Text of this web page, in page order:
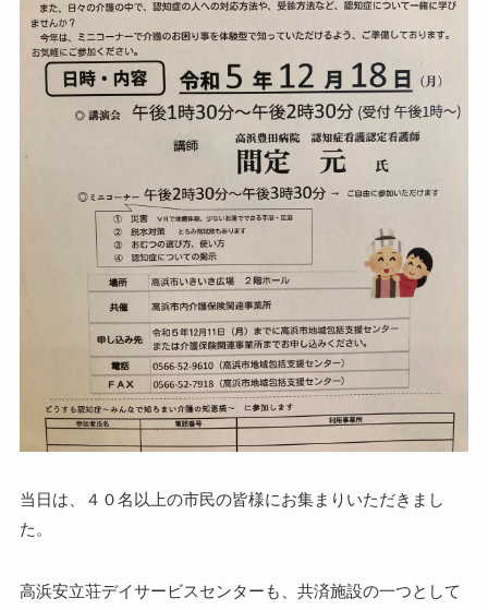
当日は、４０名以上の市民の皆様にお集まりいただきまし
た。
高浜安立荘デイサービスセンターも、共済施設の一つとして